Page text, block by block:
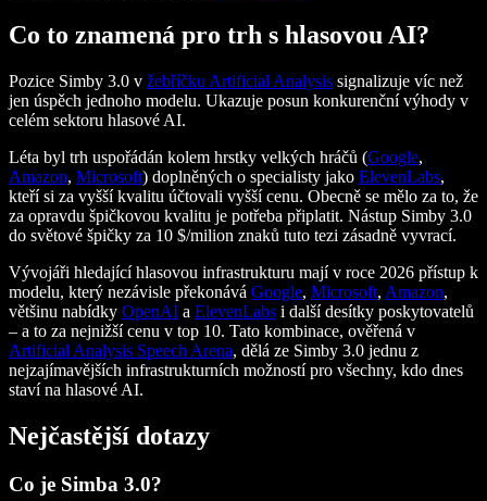
Co to znamená pro trh s hlasovou AI?
Pozice Simby 3.0 v žebříčku Artificial Analysis signalizuje víc než
jen úspěch jednoho modelu. Ukazuje posun konkurenční výhody v
celém sektoru hlasové AI.
Léta byl trh uspořádán kolem hrstky velkých hráčů (Google,
Amazon, Microsoft) doplněných o specialisty jako ElevenLabs,
kteří si za vyšší kvalitu účtovali vyšší cenu. Obecně se mělo za to, že
za opravdu špičkovou kvalitu je potřeba připlatit. Nástup Simby 3.0
do světové špičky za 10 $/milion znaků tuto tezi zásadně vyvrací.
Vývojáři hledající hlasovou infrastrukturu mají v roce 2026 přístup k
modelu, který nezávisle překonává Google, Microsoft, Amazon,
většinu nabídky OpenAI a ElevenLabs i další desítky poskytovatelů
– a to za nejnižší cenu v top 10. Tato kombinace, ověřená v
Artificial Analysis Speech Arena, dělá ze Simby 3.0 jednu z
nejzajímavějších infrastrukturních možností pro všechny, kdo dnes
staví na hlasové AI.
Nejčastější dotazy
Co je Simba 3.0?